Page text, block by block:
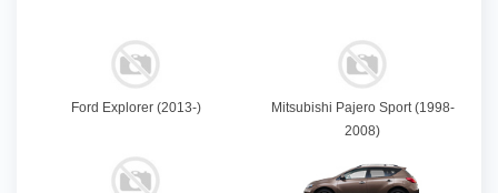
Ford Explorer (2013-)
Mitsubishi Pajero Sport (1998-
2008)